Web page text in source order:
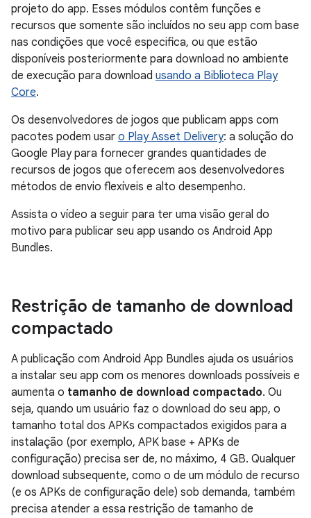
projeto do app. Esses módulos contêm funções e
recursos que somente são incluídos no seu app com base
nas condições que você especifica, ou que estão
disponíveis posteriormente para download no ambiente
de execução para download usando a Biblioteca Play
Core.
Os desenvolvedores de jogos que publicam apps com
pacotes podem usar o Play Asset Delivery: a solução do
Google Play para fornecer grandes quantidades de
recursos de jogos que oferecem aos desenvolvedores
métodos de envio flexíveis e alto desempenho.
Assista o vídeo a seguir para ter uma visão geral do
motivo para publicar seu app usando os Android App
Bundles.
Restrição de tamanho de download
compactado
A publicação com Android App Bundles ajuda os usuários
a instalar seu app com os menores downloads possíveis e
aumenta o tamanho de download compactado. Ou
seja, quando um usuário faz o download do seu app, o
tamanho total dos APKs compactados exigidos para a
instalação (por exemplo, APK base + APKs de
configuração) precisa ser de, no máximo, 4 GB. Qualquer
download subsequente, como o de um módulo de recurso
(e os APKs de configuração dele) sob demanda, também
precisa atender a essa restrição de tamanho de